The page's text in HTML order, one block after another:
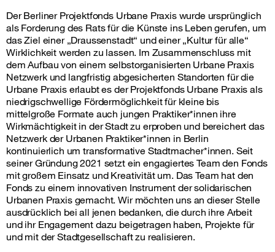
Der Berliner Projektfonds Urbane Praxis wurde ursprünglich
als Forderung des Rats für die Künste ins Leben gerufen, um
das Ziel einer „Draussenstadt“ und einer „Kultur für alle“
Wirklichkeit werden zu lassen. Im Zusammenschluss mit
dem Aufbau von einem selbstorganisierten Urbane Praxis
Netzwerk und langfristig abgesicherten Standorten für die
Urbane Praxis erlaubt es der Projektfonds Urbane Praxis als
niedrigschwellige Fördermöglichkeit für kleine bis
mittelgroße Formate auch jungen Praktiker*innen ihre
Wirkmächtigkeit in der Stadt zu erproben und bereichert das
Netzwerk der Urbanen Praktiker*innen in Berlin
kontinuierlich um transformative Stadtmacher*innen. Seit
seiner Gründung 2021 setzt ein engagiertes Team den Fonds
mit großem Einsatz und Kreativität um. Das Team hat den
Fonds zu einem innovativen Instrument der solidarischen
Urbanen Praxis gemacht. Wir möchten uns an dieser Stelle
ausdrücklich bei all jenen bedanken, die durch ihre Arbeit
und ihr Engagement dazu beigetragen haben, Projekte für
und mit der Stadtgesellschaft zu realisieren.